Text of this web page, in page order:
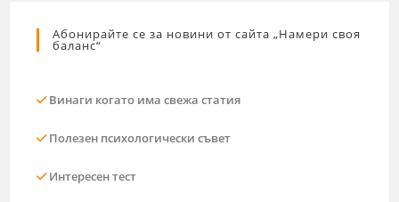
Абонирайте се за новини от сайта „Намери своя
баланс“
Винаги когато има свежа статия
Полезен психологически съвет
Интересен тест